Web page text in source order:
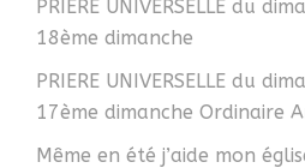
PRIERE UNIVERSELLE du
18ème dimanche
PRIERE UNIVERSELLE du
17ème dimanche Ordinaire
Même en été j’aide mon